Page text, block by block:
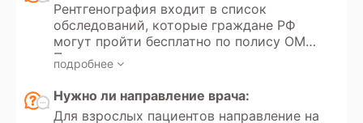
Рентгенография входит в список
обследований, которые граждане РФ
могут пройти бесплатно по полису ОМС.
Получение направления на
рентгенографию регулируется
Федеральным законом РФ «Об
обязательном медицинском
подробнее
Нужно ли направление врача:
Для взрослых пациентов направление на